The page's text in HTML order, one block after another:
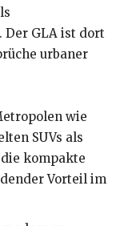
Der GLA ist dort
urbaner
wie
SUVs als
kompakte
Vorteil im